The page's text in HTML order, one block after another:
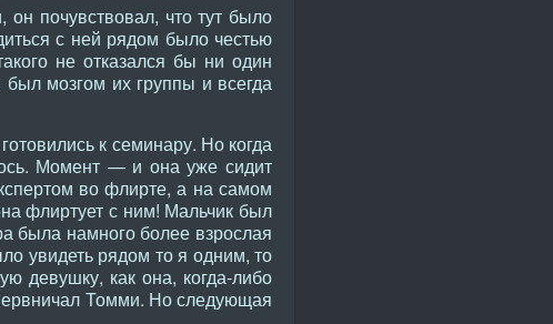
почувствовал, что тут было
с ней рядом было честью
не отказался бы ни один
мозгом их группы и всегда
к семинару. Но когда
Момент — и она уже сидит
во флирте, а на самом
флиртует с ним! Мальчик был
была намного более взрослая
увидеть рядом то я одним, то
девушку, как она, когда-либо
Томми. Но следующая